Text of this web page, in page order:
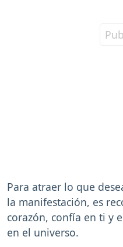
Para atraer lo que
la manifestación, es
corazón, confía en ti y
en el universo.